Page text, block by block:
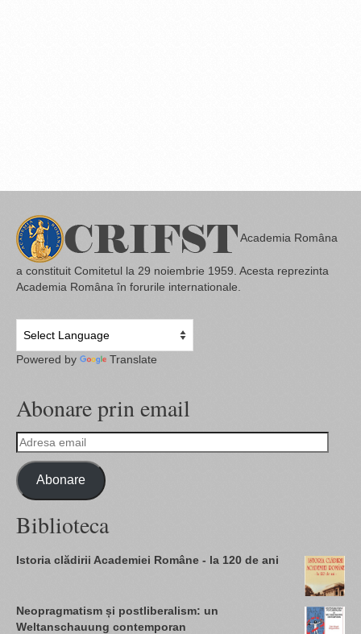
Academia Româna
a constituit Comitetul la 29 noiembrie 1959. Acesta reprezinta
Academia Româna în forurile internationale.
Powered by Translate
Abonare prin email
Adresa
email
Abonare
Biblioteca
Istoria clădirii Academiei Române - la 120 de ani
Neopragmatism și postliberalism: un
Weltanschauung contemporan